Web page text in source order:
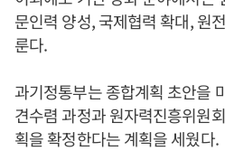
문인력 양성, 국제협력 확대, 원
룬다.
과기정통부는 종합계획 초안을
견수렴 과정과 원자력진흥위원
획을 확정한다는 계획을 세웠다.